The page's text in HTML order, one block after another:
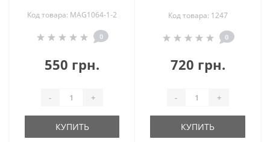
Код товара: MAG1064-1-2
0
550 грн.
- +
КУПИТЬ
Код товара: 1247
0
720 грн.
- +
КУПИТЬ